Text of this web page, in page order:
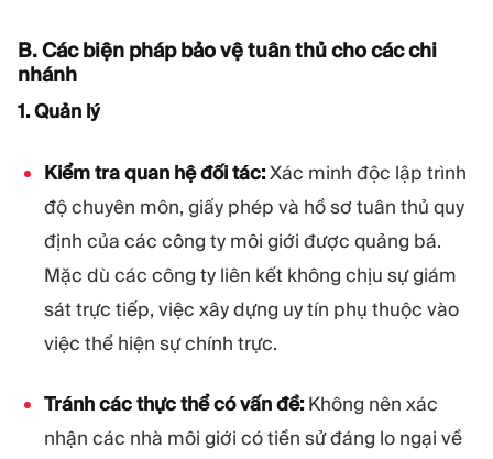
B. Các biện pháp bảo vệ tuân thủ cho các chi
nhánh
1. Quản lý
Kiểm tra quan hệ đối tác:Xác minh độc lập trình
độ chuyên môn, giấy phép và hồ sơ tuân thủ quy
định của các công ty môi giới được quảng bá.
Mặc dù các công ty liên kết không chịu sự giám
sát trực tiếp, việc xây dựng uy tín phụ thuộc vào
việc thể hiện sự chính trực.
Tránh các thực thể có vấn đề:Không nên xác
nhận các nhà môi giới có tiền sử đáng lo ngại về